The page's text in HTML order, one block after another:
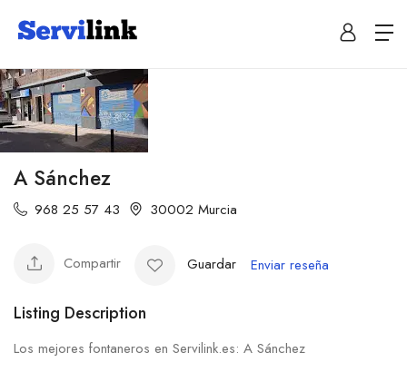
A Sánchez
968 25 57 43 30002 Murcia
Compartir Guardar Enviar reseña
Listing Description
Los mejores fontaneros en Servilink.es: A Sánchez